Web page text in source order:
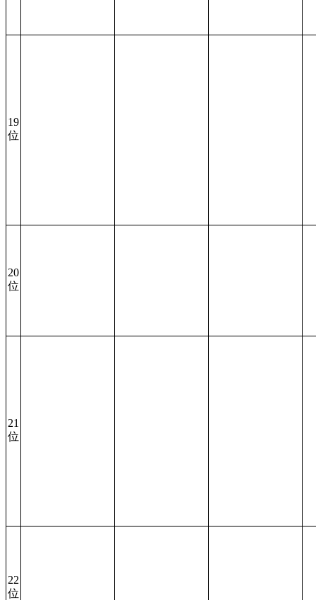
19
位
20
位
21
位
22
位